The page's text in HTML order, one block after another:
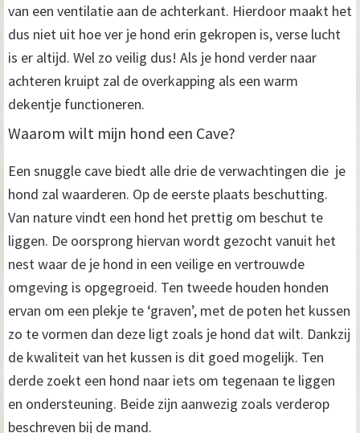
van een ventilatie aan de achterkant. Hierdoor maakt het
dus niet uit hoe ver je hond erin gekropen is, verse lucht
is er altijd. Wel zo veilig dus! Als je hond verder naar
achteren kruipt zal de overkapping als een warm
dekentje functioneren.
Waarom wilt mijn hond een Cave?
Een snuggle cave biedt alle drie de verwachtingen die je
hond zal waarderen. Op de eerste plaats beschutting.
Van nature vindt een hond het prettig om beschut te
liggen. De oorsprong hiervan wordt gezocht vanuit het
nest waar de je hond in een veilige en vertrouwde
omgeving is opgegroeid. Ten tweede houden honden
ervan om een plekje te ‘graven’, met de poten het kussen
zo te vormen dan deze ligt zoals je hond dat wilt. Dankzij
de kwaliteit van het kussen is dit goed mogelijk. Ten
derde zoekt een hond naar iets om tegenaan te liggen
en ondersteuning. Beide zijn aanwezig zoals verderop
beschreven bij de mand.